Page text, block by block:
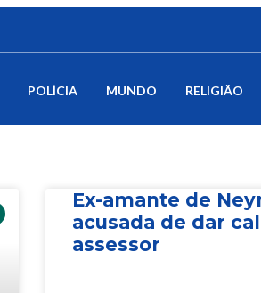
POLÍCIA MUNDO RELIGIÃO
Ex-amante de
acusada de dar
assessor